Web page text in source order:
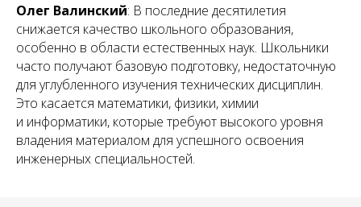
Олег Валинский: В последние десятилетия
снижается качество школьного образования,
особенно в области естественных наук. Школьники
часто получают базовую подготовку, недостаточную
для углубленного изучения технических дисциплин.
Это касается математики, физики, химии
и информатики, которые требуют высокого уровня
владения материалом для успешного освоения
инженерных специальностей.